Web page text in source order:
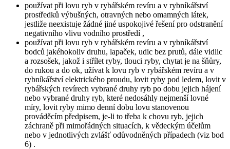
používat při lovu ryb v rybářském revíru a v rybníkářství
prostředků výbušných, otravných nebo omamných látek,
jestliže neexistuje žádné jiné uspokojivé řešení pro odstranění
negativního vlivu vodního prostředí ,
používat při lovu ryb v rybářském revíru a v rybníkářství
bodců jakéhokoliv druhu, lapaček, udic bez prutů, dále vidlic
a rozsošek, jakož i střílet ryby, tlouci ryby, chytat je na šňůry,
do rukou a do ok, užívat k lovu ryb v rybářském revíru a v
rybníkářství elektrického proudu, lovit ryby pod ledem, lovit v
rybářských revírech vybrané druhy ryb po dobu jejich hájení
nebo vybrané druhy ryb, které nedosáhly nejmenší lovné
míry, lovit ryby mimo denní dobu lovu stanovenou
prováděcím předpisem, je-li to třeba k chovu ryb, jejich
záchraně při mimořádných situacích, k vědeckým účelům
nebo v jednotlivých zvlášť odůvodněných případech (viz bod
6) .